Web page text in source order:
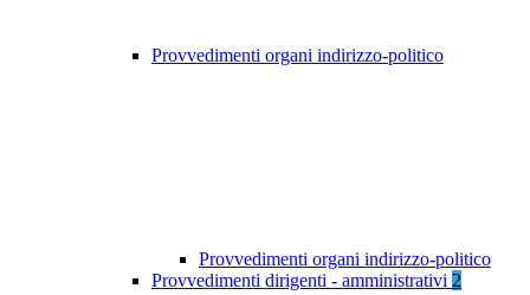
Provvedimenti organi indirizzo-politico
Provvedimenti organi indirizzo-politico
Provvedimenti dirigenti - amministrativi 2